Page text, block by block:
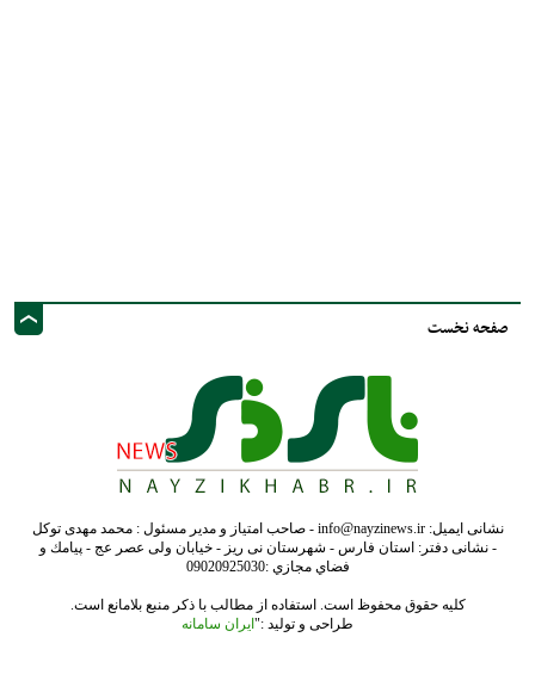
صفحه نخست
نشانی ایمیل: info@nayzinews.ir - صاحب امتیاز و مدیر مسئول : محمد مهدی توکل
- نشانی دفتر: استان فارس - شهرستان نی ریز - خیابان ولی عصر عج - پيامك و
فضاي مجازي :09020925030
کلیه حقوق محفوظ است. استفاده از مطالب با ذکر منبع بلامانع است.
طراحی و تولید :" ایران سامانه